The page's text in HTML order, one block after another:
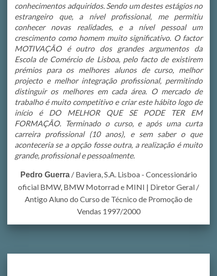
conhecimentos adquiridos. Sendo um destes estágios no
estrangeiro que, a nível profissional, me permitiu
conhecer novas realidades, e a nível pessoal um
crescimento como homem muito significativo. O factor
MOTIVAÇÃO é outro dos grandes argumentos da
Escola de Comércio de Lisboa, pelo facto de existirem
prémios para os melhores alunos de curso, melhor
projecto e melhor integração profissional, permitindo
distinguir os melhores em cada área. O mercado de
trabalho é muito competitivo e criar este hábito logo de
início é DO MELHOR QUE SE PODE TER EM
FORMAÇÃO. Terminado o curso, e após uma curta
carreira profissional (10 anos), e sem saber o que
aconteceria se a opção fosse outra, a realização é muito
grande, profissional e pessoalmente.
Pedro Guerra / Baviera, S.A. Lisboa - Concessionário
oficial BMW, BMW Motorrad e MINI | Diretor Geral /
Antigo Aluno do Curso de Técnico de Promoção de
Vendas 1997/2000